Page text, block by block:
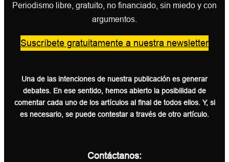
Periodismo libre, gratuito, no financiado, sin miedo y con
argumentos.
Suscríbete gratuitamente a nuestra newsletter
Una de las intenciones de nuestra publicación es generar
debates. En ese sentido, hemos abierto la posibilidad de
comentar cada uno de los artículos al final de todos ellos. Y, si
es necesario, se puede contestar a través de otro artículo.
Contáctanos: